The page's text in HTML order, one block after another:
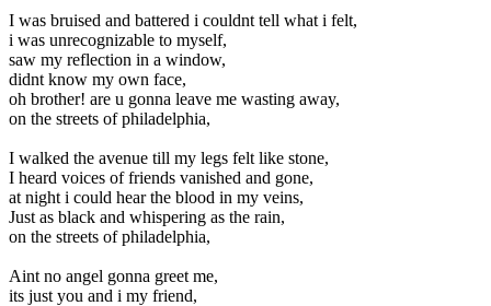
I was bruised and battered i couldnt tell what i felt,
i was unrecognizable to myself,
saw my reflection in a window,
didnt know my own face,
oh brother! are u gonna leave me wasting away,
on the streets of philadelphia,
I walked the avenue till my legs felt like stone,
I heard voices of friends vanished and gone,
at night i could hear the blood in my veins,
Just as black and whispering as the rain,
on the streets of philadelphia,
Aint no angel gonna greet me,
its just you and i my friend,